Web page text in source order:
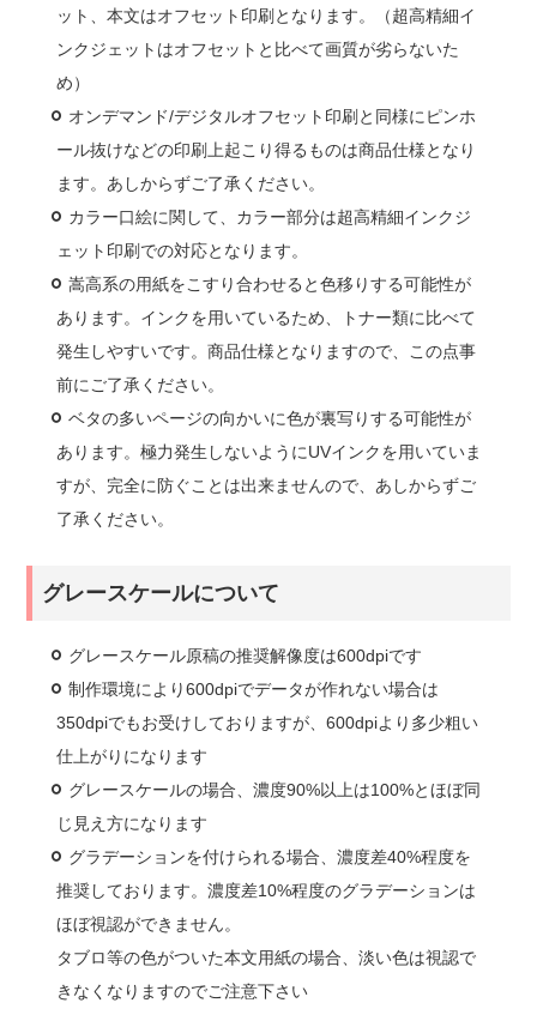
ット、本文はオフセット印刷となります。（超高精細イ
ンクジェットはオフセットと比べて画質が劣らないた
め）
オンデマンド/デジタルオフセット印刷と同様にピンホ
ール抜けなどの印刷上起こり得るものは商品仕様となり
ます。あしからずご了承ください。
カラー口絵に関して、カラー部分は超高精細インクジ
ェット印刷での対応となります。
嵩高系の用紙をこすり合わせると色移りする可能性が
あります。インクを用いているため、トナー類に比べて
発生しやすいです。商品仕様となりますので、この点事
前にご了承ください。
ベタの多いページの向かいに色が裏写りする可能性が
あります。極力発生しないようにUVインクを用いていま
すが、完全に防ぐことは出来ませんので、あしからずご
了承ください。
グレースケールについて
グレースケール原稿の推奨解像度は600dpiです
制作環境により600dpiでデータが作れない場合は
350dpiでもお受けしておりますが、600dpiより多少粗い
仕上がりになります
グレースケールの場合、濃度90%以上は100%とほぼ同
じ見え方になります
グラデーションを付けられる場合、濃度差40%程度を
推奨しております。濃度差10%程度のグラデーションは
ほぼ視認ができません。
タブロ等の色がついた本文用紙の場合、淡い色は視認で
きなくなりますのでご注意下さい